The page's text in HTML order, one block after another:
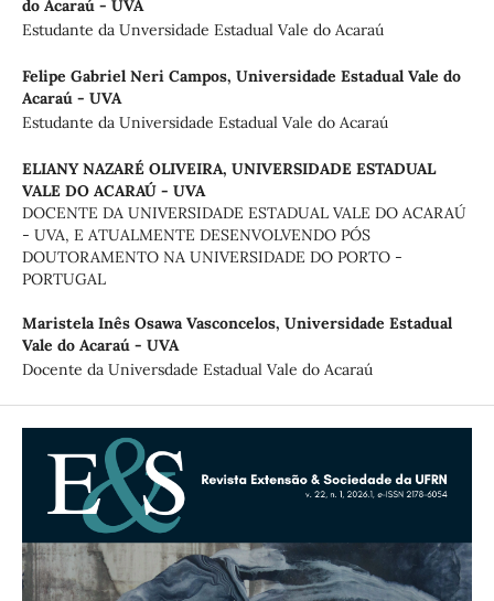
do Acaraú - UVA
Estudante da Unversidade Estadual Vale do Acaraú
Felipe Gabriel Neri Campos, Universidade Estadual Vale do
Acaraú - UVA
Estudante da Universidade Estadual Vale do Acaraú
ELIANY NAZARÉ OLIVEIRA, UNIVERSIDADE ESTADUAL
VALE DO ACARAÚ - UVA
DOCENTE DA UNIVERSIDADE ESTADUAL VALE DO ACARAÚ
- UVA, E ATUALMENTE DESENVOLVENDO PÓS
DOUTORAMENTO NA UNIVERSIDADE DO PORTO -
PORTUGAL
Maristela Inês Osawa Vasconcelos, Universidade Estadual
Vale do Acaraú - UVA
Docente da Universdade Estadual Vale do Acaraú